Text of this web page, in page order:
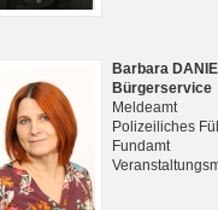
Barbara
Bürgerservice
Meldeamt
Polizeiliches
Fundamt